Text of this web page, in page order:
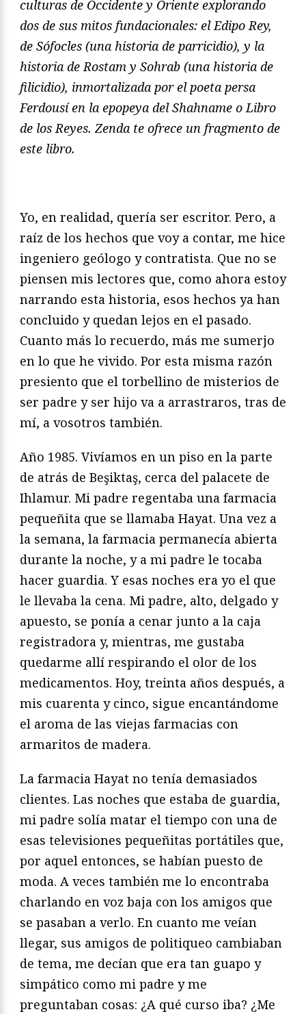
culturas de Occidente y Oriente explorando
dos de sus mitos fundacionales: el Edipo Rey,
de Sófocles (una historia de parricidio), y la
historia de Rostam y Sohrab (una historia de
filicidio), inmortalizada por el poeta persa
Ferdousí en la epopeya del Shahname o Libro
de los Reyes. Zenda te ofrece un fragmento de
este libro.
Yo, en realidad, quería ser escritor. Pero, a
raíz de los hechos que voy a contar, me hice
ingeniero geólogo y contratista. Que no se
piensen mis lectores que, como ahora estoy
narrando esta historia, esos hechos ya han
concluido y quedan lejos en el pasado.
Cuanto más lo recuerdo, más me sumerjo
en lo que he vivido. Por esta misma razón
presiento que el torbellino de misterios de
ser padre y ser hijo va a arrastraros, tras de
mí, a vosotros también.
Año 1985. Vivíamos en un piso en la parte
de atrás de Beşiktaş, cerca del palacete de
Ihlamur. Mi padre regentaba una farmacia
pequeñita que se llamaba Hayat. Una vez a
la semana, la farmacia permanecía abierta
durante la noche, y a mi padre le tocaba
hacer guardia. Y esas noches era yo el que
le llevaba la cena. Mi padre, alto, delgado y
apuesto, se ponía a cenar junto a la caja
registradora y, mientras, me gustaba
quedarme allí respirando el olor de los
medicamentos. Hoy, treinta años después, a
mis cuarenta y cinco, sigue encantándome
el aroma de las viejas farmacias con
armaritos de madera.
La farmacia Hayat no tenía demasiados
clientes. Las noches que estaba de guardia,
mi padre solía matar el tiempo con una de
esas televisiones pequeñitas portátiles que,
por aquel entonces, se habían puesto de
moda. A veces también me lo encontraba
charlando en voz baja con los amigos que
se pasaban a verlo. En cuanto me veían
llegar, sus amigos de politiqueo cambiaban
de tema, me decían que era tan guapo y
simpático como mi padre y me
preguntaban cosas: ¿A qué curso iba? ¿Me